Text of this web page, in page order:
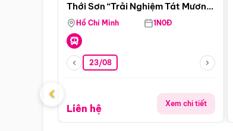
Thới Sơn “Trải Nghiệm Tát Mương
Bắt Cá”
Hồ Chí Minh 1N0Đ
23/08
Liên hệ Xem chi tiết
‹